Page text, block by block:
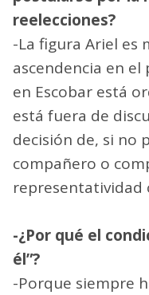
reelecciones?
-La figura Ariel es
ascendencia en
en Escobar está
está fuera de
decisión de, si no
compañero o
representatividad
-¿Por qué el
él”?
-Porque siempre